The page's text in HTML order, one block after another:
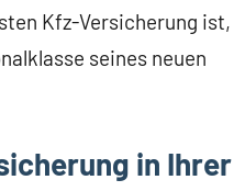
Kfz-Versicherung ist,
seines neuen
in Ihrer